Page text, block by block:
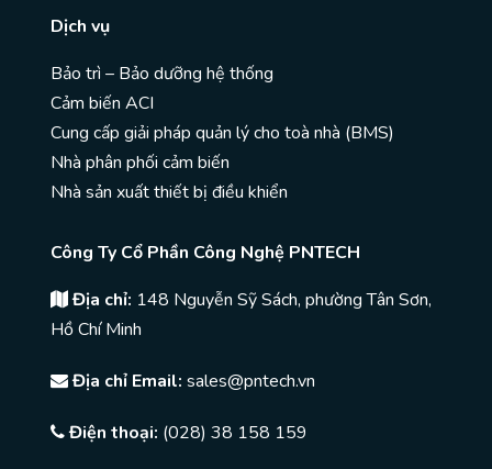
Dịch vụ
Bảo trì – Bảo dưỡng hệ thống
Cảm biến ACI
Cung cấp giải pháp quản lý cho toà nhà (BMS)
Nhà phân phối cảm biến
Nhà sản xuất thiết bị điều khiển
Công Ty Cổ Phần Công Nghệ PNTECH
Địa chỉ: 148 Nguyễn Sỹ Sách, phường Tân Sơn,
Hồ Chí Minh
Địa chỉ Email: sales@pntech.vn
Điện thoại: (028) 38 158 159